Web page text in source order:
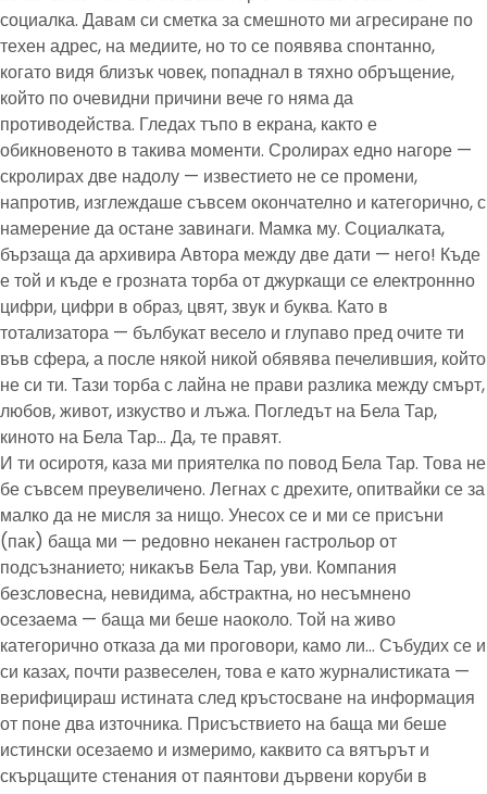
социалка. Давам си сметка за смешното ми агресиране по
техен адрес, на медиите, но то се появява спонтанно,
когато видя близък човек, попаднал в тяхно обръщение,
който по очевидни причини вече го няма да
противодейства. Гледах тъпо в екрана, както е
обикновеното в такива моменти. Сролирах едно нагоре —
скролирах две надолу — известието не се промени,
напротив, изглеждаше съвсем окончателно и категорично, с
намерение да остане завинаги. Мамка му. Социалката,
бързаща да архивира Автора между две дати — него! Къде
е той и къде е грозната торба от джуркащи се електроннно
цифри, цифри в образ, цвят, звук и буква. Като в
тотализатора — бълбукат весело и глупаво пред очите ти
във сфера, а после някой никой обявява печелившия, който
не си ти. Тази торба с лайна не прави разлика между смърт,
любов, живот, изкуство и лъжа. Погледът на Бела Тар,
киното на Бела Тар… Да, те правят.
И ти осиротя, каза ми приятелка по повод Бела Тар. Това не
бе съвсем преувеличено. Легнах с дрехите, опитвайки се за
малко да не мисля за нищо. Унесох се и ми се присъни
(пак) баща ми — редовно неканен гастрольор от
подсъзнанието; никакъв Бела Тар, уви. Компания
безсловесна, невидима, абстрактна, но несъмнено
осезаема — баща ми беше наоколо. Той на живо
категорично отказа да ми проговори, камо ли… Събудих се и
си казах, почти развеселен, това е като журналистиката —
верифицираш истината след кръстосване на информация
от поне два източника. Присъствието на баща ми беше
истински осезаемо и измеримо, каквито са вятърът и
скърцащите стенания от паянтови дървени коруби в